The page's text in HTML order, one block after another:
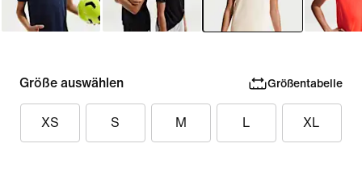
Größe auswählen Größentabelle
XS S M L XL